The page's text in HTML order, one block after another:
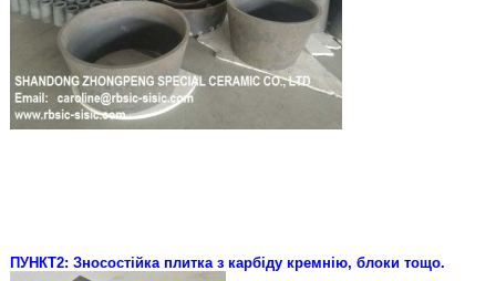
ПУНКТ2: Зносостійка плитка з карбіду кремнію, блоки тощо.